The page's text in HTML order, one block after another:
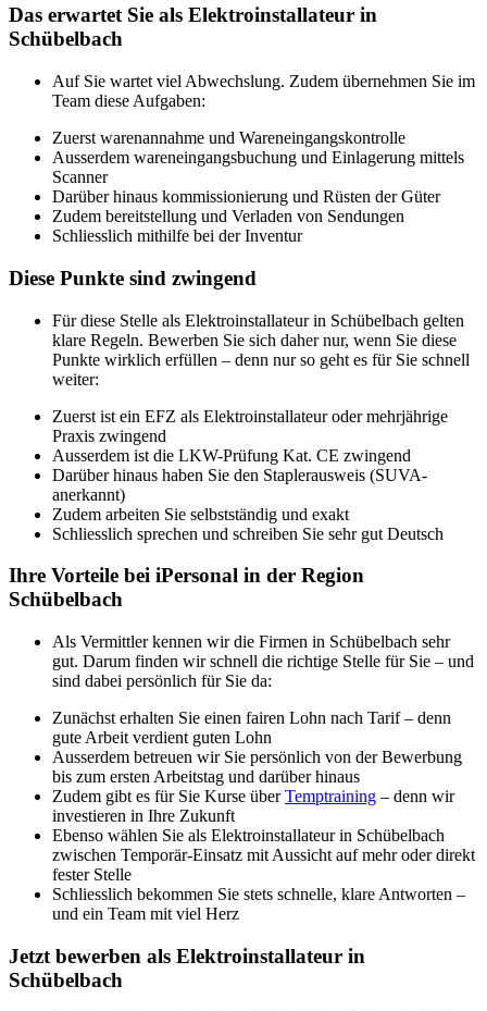
Das erwartet Sie als Elektroinstallateur in
Schübelbach
Auf Sie wartet viel Abwechslung. Zudem übernehmen Sie im
Team diese Aufgaben:
Zuerst warenannahme und Wareneingangskontrolle
Ausserdem wareneingangsbuchung und Einlagerung mittels
Scanner
Darüber hinaus kommissionierung und Rüsten der Güter
Zudem bereitstellung und Verladen von Sendungen
Schliesslich mithilfe bei der Inventur
Diese Punkte sind zwingend
Für diese Stelle als Elektroinstallateur in Schübelbach gelten
klare Regeln. Bewerben Sie sich daher nur, wenn Sie diese
Punkte wirklich erfüllen – denn nur so geht es für Sie schnell
weiter:
Zuerst ist ein EFZ als Elektroinstallateur oder mehrjährige
Praxis zwingend
Ausserdem ist die LKW-Prüfung Kat. CE zwingend
Darüber hinaus haben Sie den Staplerausweis (SUVA-
anerkannt)
Zudem arbeiten Sie selbstständig und exakt
Schliesslich sprechen und schreiben Sie sehr gut Deutsch
Ihre Vorteile bei iPersonal in der Region
Schübelbach
Als Vermittler kennen wir die Firmen in Schübelbach sehr
gut. Darum finden wir schnell die richtige Stelle für Sie – und
sind dabei persönlich für Sie da:
Zunächst erhalten Sie einen fairen Lohn nach Tarif – denn
gute Arbeit verdient guten Lohn
Ausserdem betreuen wir Sie persönlich von der Bewerbung
bis zum ersten Arbeitstag und darüber hinaus
Zudem gibt es für Sie Kurse überTemptraining – denn wir
investieren in Ihre Zukunft
Ebenso wählen Sie als Elektroinstallateur in Schübelbach
zwischen Temporär-Einsatz mit Aussicht auf mehr oder direkt
fester Stelle
Schliesslich bekommen Sie stets schnelle, klare Antworten –
und ein Team mit viel Herz
Jetzt bewerben als Elektroinstallateur in
Schübelbach